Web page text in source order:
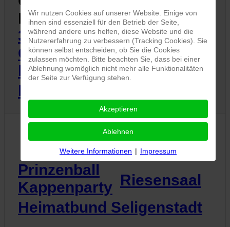
15:01 Uhr
3.
Galasitzung
Heimatbund
Riesensaal
Heimatbund Seligenstadt
22.01.2027
19:11 Uhr
Prinzenball
Kappenparty Riesensaal
Heimatbund Seligenstadt
Wir nutzen Cookies auf unserer Website. Einige von
ihnen sind essenziell für den Betrieb der Seite,
während andere uns helfen, diese Website und die
Nutzererfahrung zu verbessern (Tracking Cookies). Sie
können selbst entscheiden, ob Sie die Cookies
zulassen möchten. Bitte beachten Sie, dass bei einer
Ablehnung womöglich nicht mehr alle Funktionalitäten
der Seite zur Verfügung stehen.
Akzeptieren
Ablehnen
Weitere Informationen | Impressum